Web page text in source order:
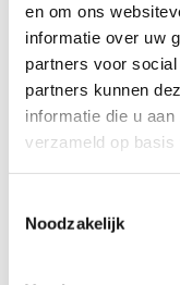
en om ons
informatie over uw
partners voor
partners kunnen
informatie die u
verzameld op
Noodzakelijk
Werkwijze
Doel
Producten